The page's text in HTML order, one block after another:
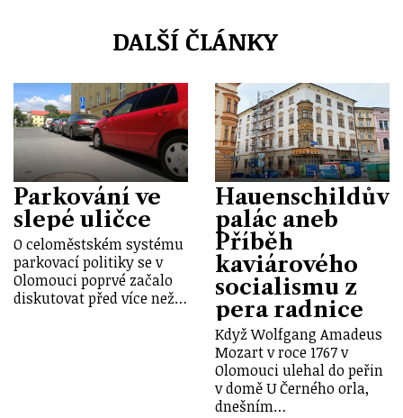
DALŠÍ ČLÁNKY
Parkování ve
slepé uličce
O celoměstském systému
parkovací politiky se v
Olomouci poprvé začalo
diskutovat před více než…
Hauenschildův
palác aneb
Příběh
kaviárového
socialismu z
pera radnice
Když Wolfgang Amadeus
Mozart v roce 1767 v
Olomouci ulehal do peřin
v domě U Černého orla,
dnešním…